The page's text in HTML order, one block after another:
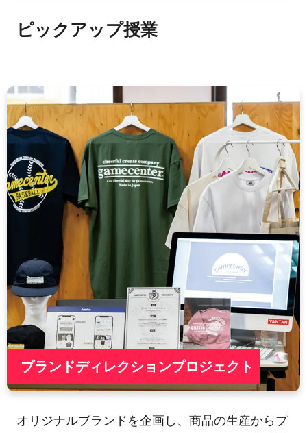
ピックアップ授業
ブランドディレクションプロジェクト
オリジナルブランドを企画し、商品の生産からプ